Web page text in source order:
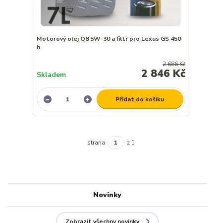
Motorový olej Q8 5W-30 a filtr pro Lexus GS 450
h
2 686 Kč
2 846 Kč
Skladem
Přidat do košíku
strana z 1
Novinky
Zobrazit všechny novinky